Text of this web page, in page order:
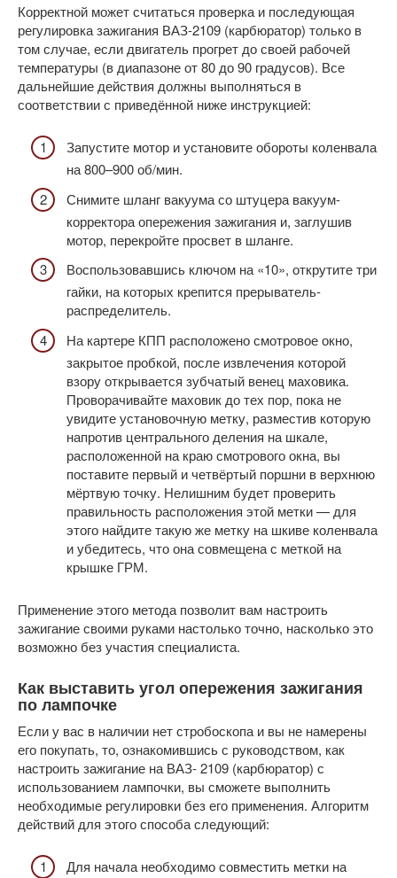
Корректной может считаться проверка и последующая
регулировка зажигания ВАЗ-2109 (карбюратор) только в
том случае, если двигатель прогрет до своей рабочей
температуры (в диапазоне от 80 до 90 градусов). Все
дальнейшие действия должны выполняться в
соответствии с приведённой ниже инструкцией:
Запустите мотор и установите обороты коленвала
на 800–900 об/мин.
Снимите шланг вакуума со штуцера вакуум-
корректора опережения зажигания и, заглушив
мотор, перекройте просвет в шланге.
Воспользовавшись ключом на «10», открутите три
гайки, на которых крепится прерыватель-
распределитель.
На картере КПП расположено смотровое окно,
закрытое пробкой, после извлечения которой
взору открывается зубчатый венец маховика.
Проворачивайте маховик до тех пор, пока не
увидите установочную метку, разместив которую
напротив центрального деления на шкале,
расположенной на краю смотрового окна, вы
поставите первый и четвёртый поршни в верхнюю
мёртвую точку. Нелишним будет проверить
правильность расположения этой метки — для
этого найдите такую же метку на шкиве коленвала
и убедитесь, что она совмещена с меткой на
крышке ГРМ.
Применение этого метода позволит вам настроить
зажигание своими руками настолько точно, насколько это
возможно без участия специалиста.
Как выставить угол опережения зажигания
по лампочке
Если у вас в наличии нет стробоскопа и вы не намерены
его покупать, то, ознакомившись с руководством, как
настроить зажигание на ВАЗ- 2109 (карбюратор) с
использованием лампочки, вы сможете выполнить
необходимые регулировки без его применения. Алгоритм
действий для этого способа следующий:
Для начала необходимо совместить метки на